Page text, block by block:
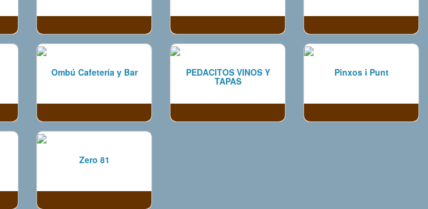
Ombú Cafetería y Bar PEDACITOS VINOS Y
TAPAS
Pinxos i Punt
Zero 81